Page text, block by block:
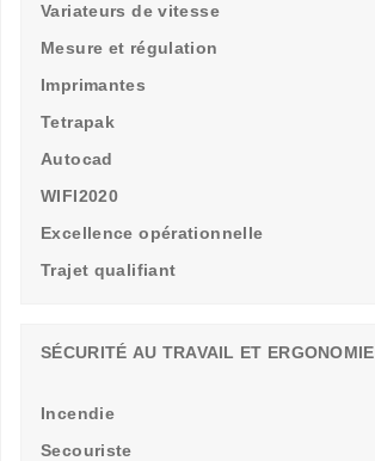
Variateurs de vitesse
Mesure et régulation
Imprimantes
Tetrapak
Autocad
WIFI2020
Excellence opérationnelle
Trajet qualifiant
SÉCURITÉ AU TRAVAIL ET ERGONOMIE
Incendie
Secouriste